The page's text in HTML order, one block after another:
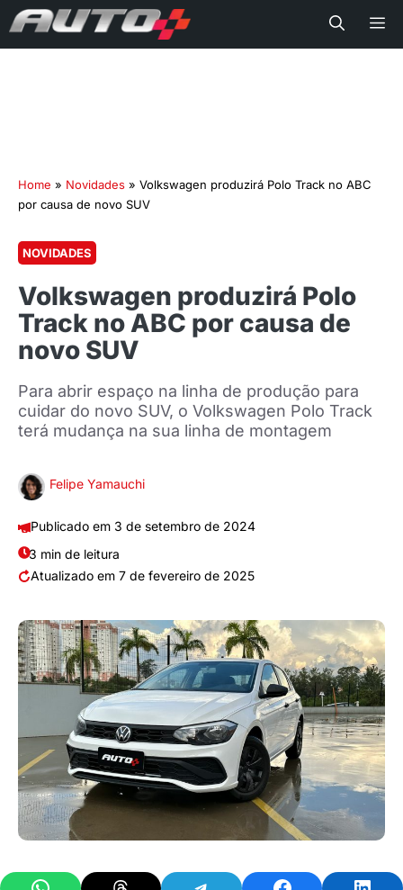
Home » Novidades » Volkswagen produzirá Polo Track no ABC
por causa de novo SUV
NOVIDADES
Volkswagen produzirá Polo
Track no ABC por causa de
novo SUV
Para abrir espaço na linha de produção para
cuidar do novo SUV, o Volkswagen Polo Track
terá mudança na sua linha de montagem
Felipe Yamauchi
3 de setembro de 2024
3 min de leitura
7 de fevereiro de 2025
Share on WhatsAppShare on ThreadsShare on TelegramShare on Facebook